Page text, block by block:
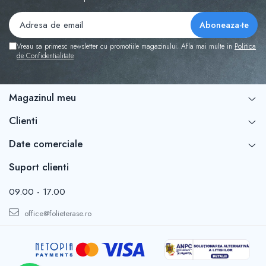
Vreau sa primesc newsletter cu promotiile magazinului. Afla mai multe in Politica
de Confidentialitate
Magazinul meu
Clienti
Date comerciale
Suport clienti
09.00 - 17.00
office@folieterase.ro